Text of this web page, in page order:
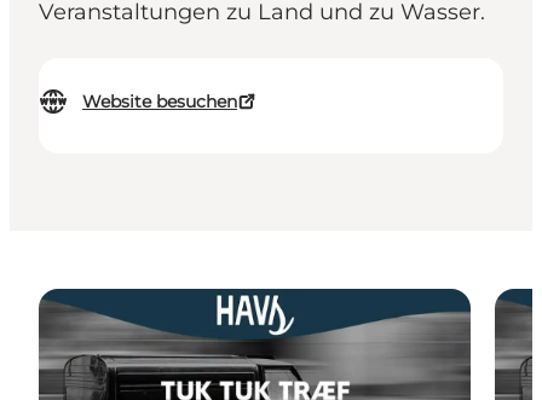
Veranstaltungen zu Land und zu Wasser.
Website besuchen